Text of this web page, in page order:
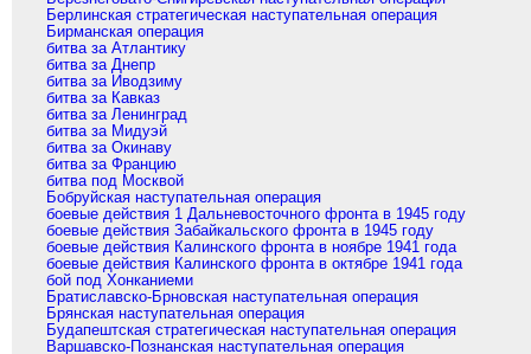
Берлинская стратегическая наступательная операция
Бирманская операция
битва за Атлантику
битва за Днепр
битва за Иводзиму
битва за Кавказ
битва за Ленинград
битва за Мидуэй
битва за Окинаву
битва за Францию
битва под Москвой
Бобруйская наступательная операция
боевые действия 1 Дальневосточного фронта в 1945 году
боевые действия Забайкальского фронта в 1945 году
боевые действия Калинского фронта в ноябре 1941 года
боевые действия Калинского фронта в октябре 1941 года
бой под Хонканиеми
Братиславско-Брновская наступательная операция
Брянская наступательная операция
Будапештская стратегическая наступательная операция
Варшавско-Познанская наступательная операция